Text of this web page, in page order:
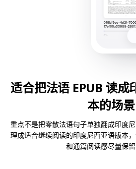
适合把法语 EPUB 读成
本的场景
重点不是把零散法语句子单独翻成印度
理成适合继续阅读的印度尼西亚语版本
和通篇阅读感尽量保留